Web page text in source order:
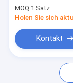
Treten Sie
Nachrichten
Fordern Sie
Maschinen-
Ausrüstung 10-
MOQ:1 Satz
Kontakt